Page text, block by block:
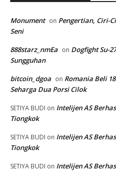
Monument on Pengertian, Ciri-
Seni
888starz_nmEa on Dogfight Su-
Sungguhan
bitcoin_dgoa on Romania Beli
Seharga Dua Porsi Cilok
SETIYA BUDI on Intelijen AS
Tiongkok
SETIYA BUDI on Intelijen AS
Tiongkok
SETIYA BUDI on Intelijen AS